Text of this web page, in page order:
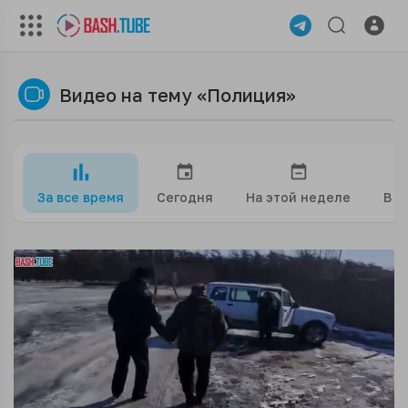
Видео на тему «Полиция»
За все время Сегодня На этой неделе В